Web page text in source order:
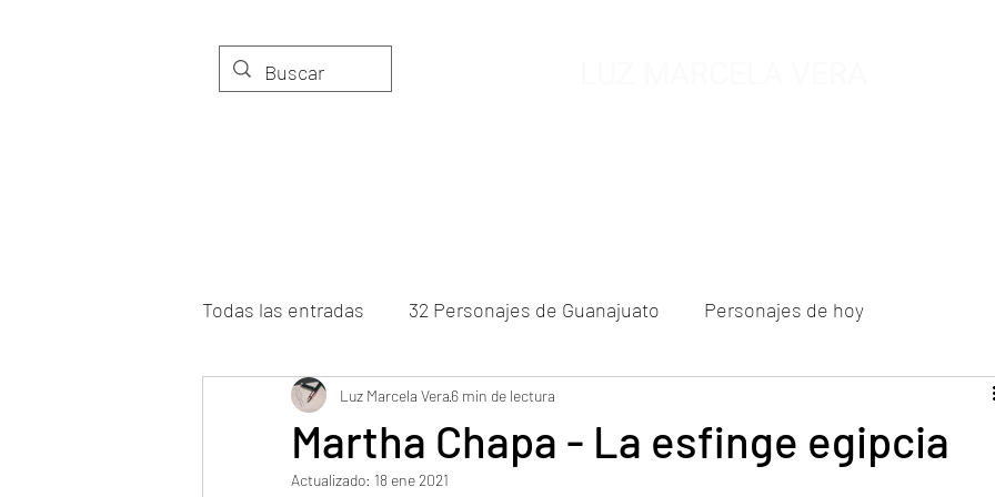
Todas las entradas 32 Personajes de Guanajuato Personajes de hoy
Viento de palabras Voces de un nuevo siglo
Martha Chapa - La esfinge egipcia
Luz Marcela Vera6 min de lectura
Actualizado: 18 ene 2021